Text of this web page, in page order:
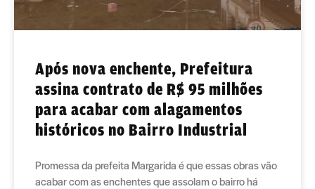
Após nova enchente, Prefeitura
assina contrato de R$ 95 milhões
para acabar com alagamentos
históricos no Bairro Industrial
Promessa da prefeita Margarida é que essas obras vão
acabar com as enchentes que assolam o bairro há